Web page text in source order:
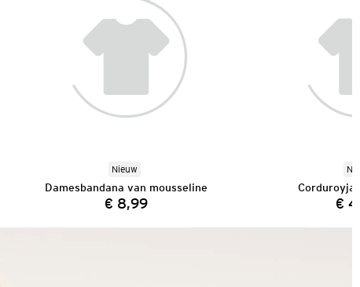
Nieuw
Damesbandana van mousseline
Prijs:
€ 8,99 €